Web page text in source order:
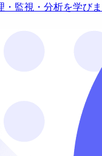
監視・分析を学びま